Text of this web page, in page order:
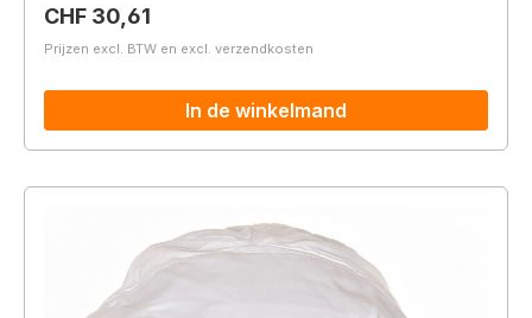
Normale prijs:
CHF 30,61
Prijzen excl. BTW en excl. verzendkosten
In de winkelmand